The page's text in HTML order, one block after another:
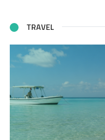
TRAVEL